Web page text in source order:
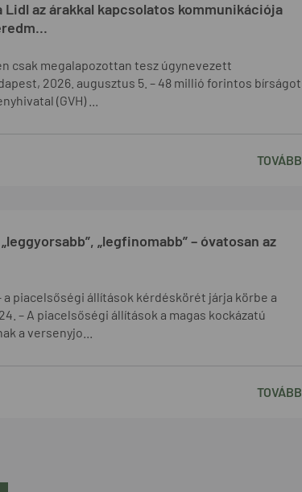
az árakkal kapcsolatos kommunikációja
csak megalapozottan tesz úgynevezett
2026. augusztus 5. – 48 millió forintos bírságot
(GVH) ...
TOVÁBB
„legfinomabb” – óvatosan az
a piacelsőségi állítások kérdéskörét járja körbe a
– A piacelsőségi állítások a magas kockázatú
a versenyjo...
TOVÁBB